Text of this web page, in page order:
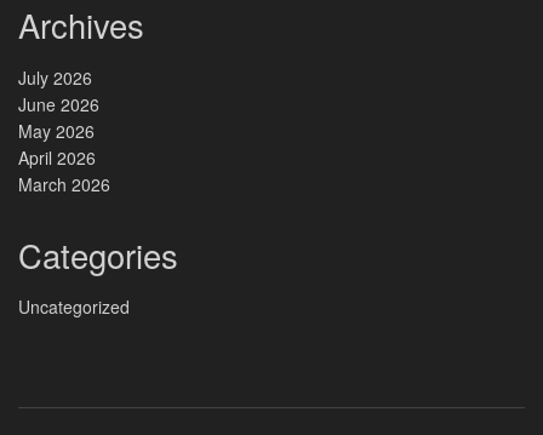
Archives
July 2026
June 2026
May 2026
April 2026
March 2026
Categories
Uncategorized